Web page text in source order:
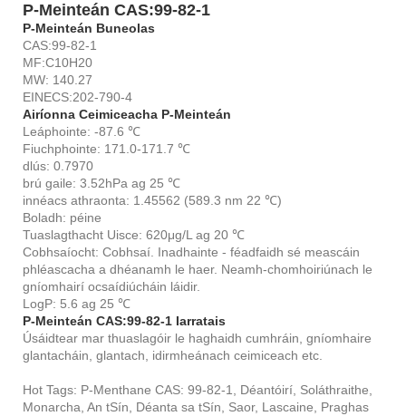
P-Meinteán CAS:99-82-1
P-Meinteán Buneolas
CAS:99-82-1
MF:C10H20
MW: 140.27
EINECS:202-790-4
Airíonna Ceimiceacha P-Meinteán
Leáphointe: -87.6 ℃
Fiuchphointe: 171.0-171.7 ℃
dlús: 0.7970
brú gaile: 3.52hPa ag 25 ℃
innéacs athraonta: 1.45562 (589.3 nm 22 ℃)
Boladh: péine
Tuaslagthacht Uisce: 620μg/L ag 20 ℃
Cobhsaíocht: Cobhsaí. Inadhainte - féadfaidh sé meascáin
phléascacha a dhéanamh le haer. Neamh-chomhoiriúnach le
gníomhairí ocsaídiúcháin láidir.
LogP: 5.6 ag 25 ℃
P-Meinteán CAS:99-82-1 Iarratais
Úsáidtear mar thuaslagóir le haghaidh cumhráin, gníomhaire
glantacháin, glantach, idirmheánach ceimiceach etc.
Hot Tags: P-Menthane CAS: 99-82-1, Déantóirí, Soláthraithe,
Monarcha, An tSín, Déanta sa tSín, Saor, Lascaine, Praghas